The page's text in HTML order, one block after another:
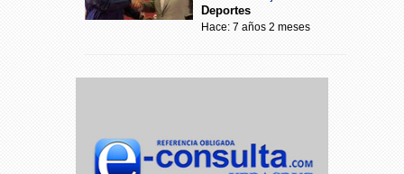
Deportes
Hace: 7 años 2 meses